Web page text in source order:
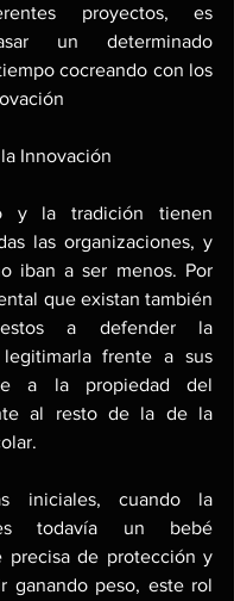
proyectos, es
un determinado
cocreando con los
Innovación
y la tradición tienen
las organizaciones, y
iban a ser menos. Por
que existan también
a defender la
frente a sus
a la propiedad del
al resto de la de la
iniciales, cuando la
todavía un bebé
precisa de protección y
ganando peso, este rol